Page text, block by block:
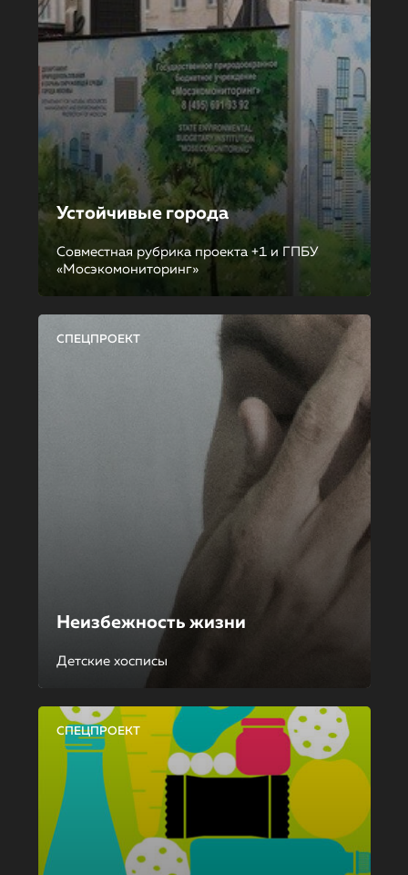
Устойчивые города
Совместная рубрика проекта +1 и ГПБУ
«Мосэкомониторинг»
СПЕЦПРОЕКТ
Неизбежность жизни
Детские хосписы
СПЕЦПРОЕКТ